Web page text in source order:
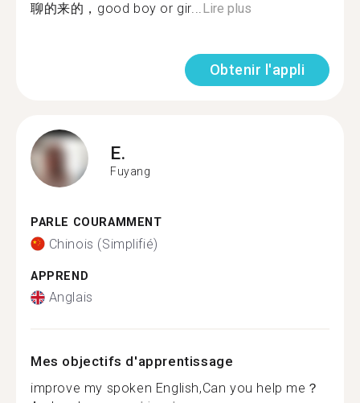
聊的来的，good boy or gir...Lire plus
Obtenir l'appli
E.
Fuyang
PARLE COURAMMENT
Chinois (Simplifié)
APPREND
Anglais
Mes objectifs d'apprentissage
improve my spoken English,Can you help me？